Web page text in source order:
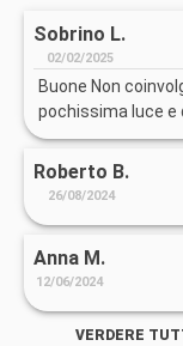
Sobrino L.
02/02/2025
Buone Non
pochissima luce e
Roberto B.
26/08/2024
Anna M.
12/06/2024
VERDERE